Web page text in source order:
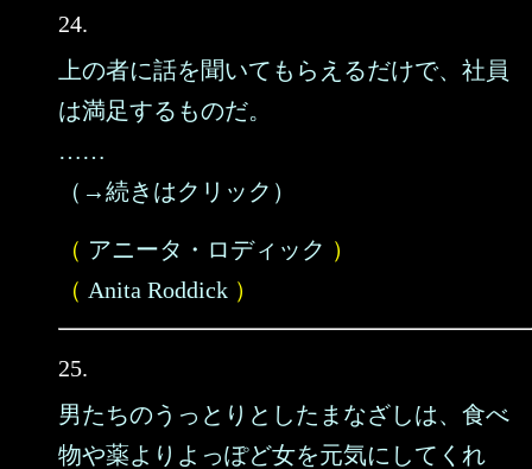
24.
上の者に話を聞いてもらえるだけで、社員
は満足するものだ。
……
（→続きはクリック）
（ アニータ・ロディック ）
（ Anita Roddick ）
25.
男たちのうっとりとしたまなざしは、食べ
物や薬よりよっぽど女を元気にしてくれ